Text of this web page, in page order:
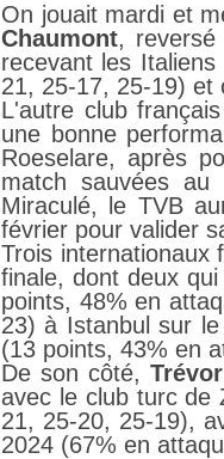
On jouait mardi et
Chaumont,
recevant les
21, 25-17, 25-19) et
L'autre club
une bonne
Roeselare, après
match sauvées
Miraculé, le TVB
février pour valider
Trois internationaux
finale, dont deux
points, 48% en
23) à Istanbul sur
(13 points, 43% en
De son côté,
avec le club turc de
21, 25-20, 25-19),
2024 (67% en